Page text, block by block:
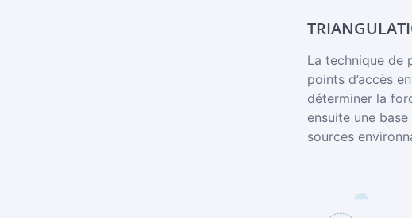
La technique de
points d’accès
déterminer la
ensuite une
sources